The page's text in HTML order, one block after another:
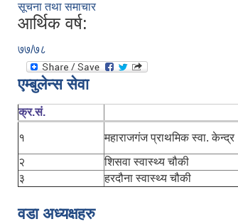
सूचना तथा समाचार
आर्थिक वर्ष:
७७/७८
एम्बुलेन्स सेवा
क्र.सं.
१ महाराजगंज प्राथमिक स्वा. केन्द्र
२
शिसवा स्वास्थ्य चौकी
३
हरदौना स्वास्थ्य चौकी
वडा अध्यक्षहरु